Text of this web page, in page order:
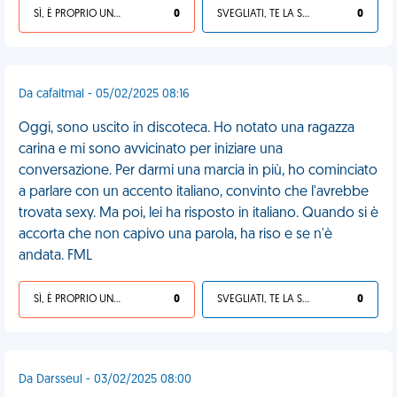
SÌ, È PROPRIO UNA VDM! 0 SVEGLIATI, TE LA SEI CERCATA! 0
Da cafaitmal - 05/02/2025 08:16
Oggi, sono uscito in discoteca. Ho notato una ragazza
carina e mi sono avvicinato per iniziare una
conversazione. Per darmi una marcia in più, ho cominciato
a parlare con un accento italiano, convinto che l'avrebbe
trovata sexy. Ma poi, lei ha risposto in italiano. Quando si è
accorta che non capivo una parola, ha riso e se n'è
andata. FML
SÌ, È PROPRIO UNA VDM! 0 SVEGLIATI, TE LA SEI CERCATA! 0
Da Darsseul - 03/02/2025 08:00